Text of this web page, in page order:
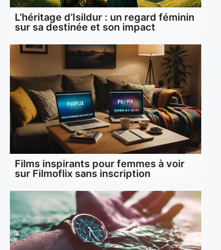
L’héritage d’Isildur : un regard féminin
sur sa destinée et son impact
Films inspirants pour femmes à voir
sur Filmoflix sans inscription